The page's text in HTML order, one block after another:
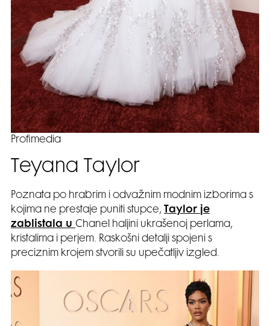
Profimedia
Teyana Taylor
Poznata po hrabrim i odvažnim modnim izborima s
kojima ne prestaje puniti stupce, Taylor je
zablistala u Chanel haljini ukrašenoj perlama,
kristalima i perjem. Raskošni detalji spojeni s
preciznim krojem stvorili su upečatljiv izgled.